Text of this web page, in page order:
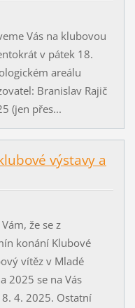
Vás na klubovou
v pátek 18.
areálu
Branislav Rajič
(jen přes...
výstavy a
že se z
konání Klubové
vítěz v Mladé
2025 se na Vás
4. 2025. Ostatní